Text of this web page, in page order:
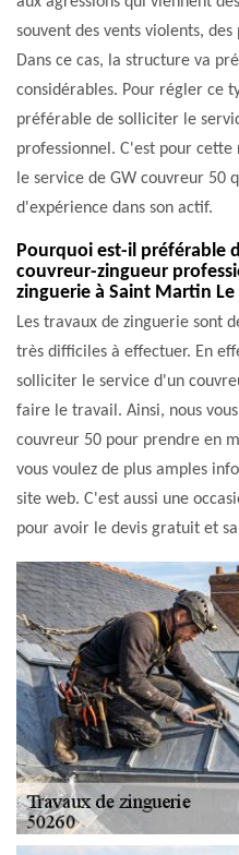
souvent des vents violents,
Dans ce cas, la structure va
considérables. Pour régler ce
préférable de solliciter le
professionnel. C'est pour cette
le service de GW couvreur 50
d'expérience dans son actif.
Pourquoi est-il préférable
couvreur-zingueur
zinguerie à Saint Martin Le
Les travaux de zinguerie sont
très difficiles à effectuer. En
solliciter le service d'un
faire le travail. Ainsi, nous
couvreur 50 pour prendre en
vous voulez de plus amples
site web. C'est aussi une
pour avoir le devis gratuit et